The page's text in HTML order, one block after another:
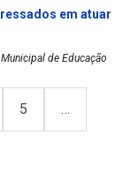
em atuar
de Educação
5 …